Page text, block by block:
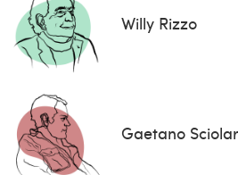
Willy Rizzo
Gaetano